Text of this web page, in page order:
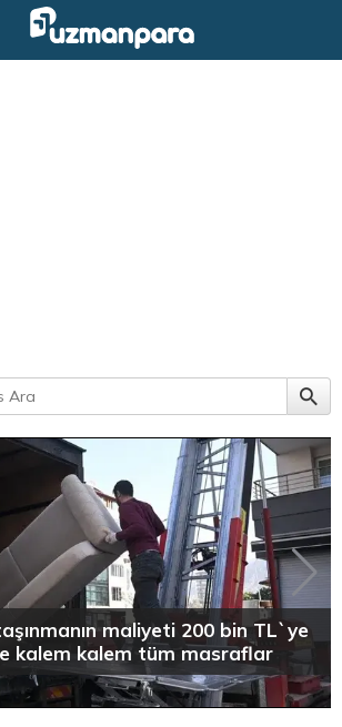
maliyeti 200 bin TL`ye
kalem kalem tüm masraflar